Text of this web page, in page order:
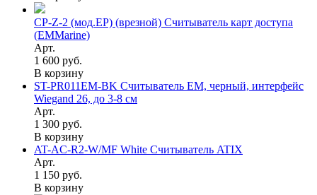
CP-Z-2 (мод.EP) (врезной) Считыватель карт доступа
(EMMarine)
Арт.
1 600 руб.
В корзину
ST-PR011EM-BK Считыватель EM, черный, интерфейс
Wiegand 26, до 3-8 см
Арт.
1 300 руб.
В корзину
AT-AC-R2-W/MF White Считыватель ATIX
Арт.
1 150 руб.
В корзину